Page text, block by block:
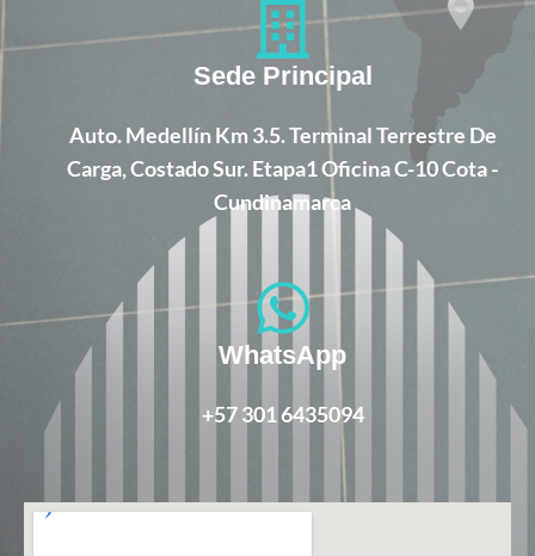
Sede Principal
Auto. Medellín Km 3.5. Terminal Terrestre De
Carga, Costado Sur. Etapa1 Oficina C-10 Cota -
Cundinamarca
WhatsApp
+57 301 6435094